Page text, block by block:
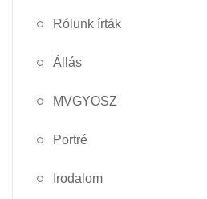
Rólunk írták
Állás
MVGYOSZ
Portré
Irodalom